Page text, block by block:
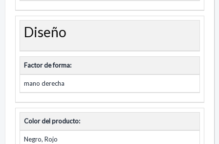
Diseño
Factor de forma:
mano derecha
Color del producto:
Negro, Rojo